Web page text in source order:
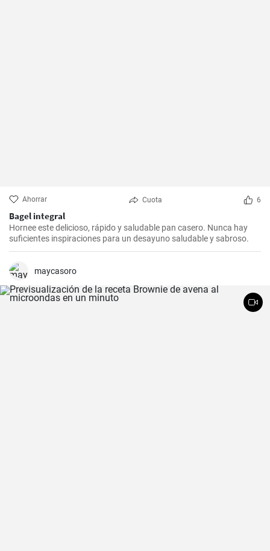
Ahorrar Cuota 6
Bagel integral
Hornee este delicioso, rápido y saludable pan casero. Nunca hay
suficientes inspiraciones para un desayuno saludable y sabroso.
maycasoro